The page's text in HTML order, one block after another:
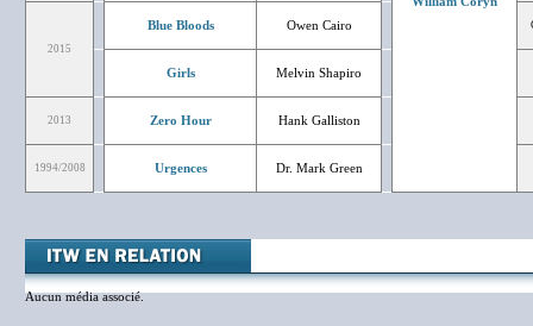
2015
Blue Bloods Owen Cairo
Girls Melvin Shapiro
2013 Zero Hour Hank Galliston
1994/2008 Urgences Dr. Mark Green
Aucun média associé.